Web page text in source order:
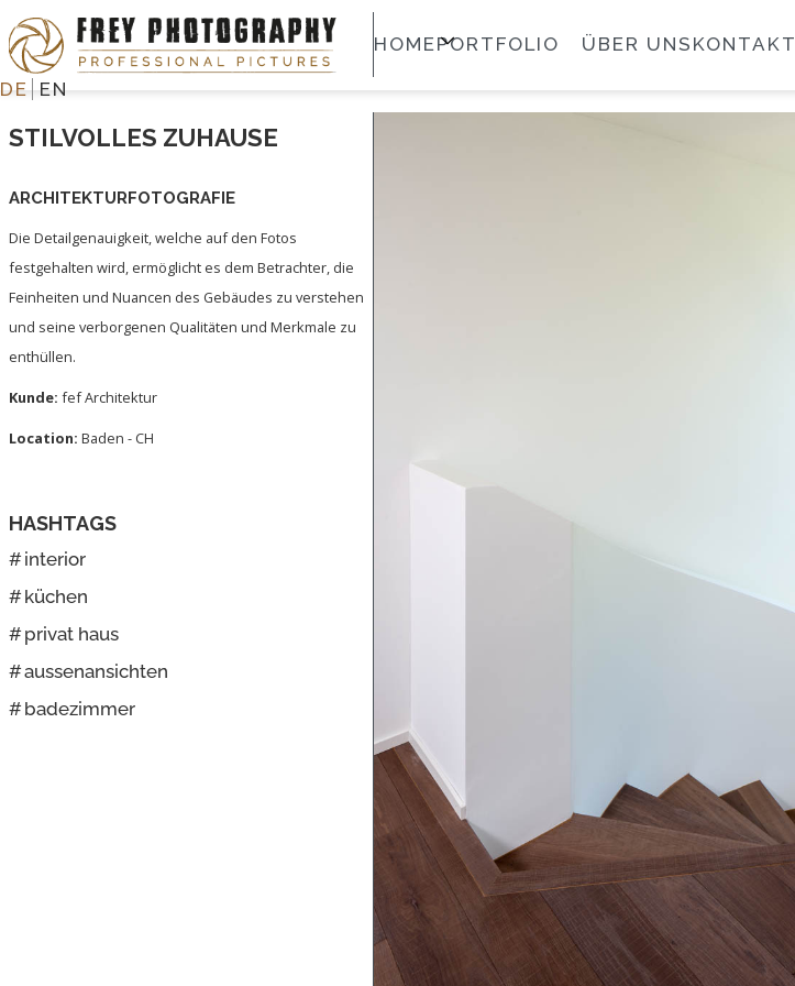
HOMEPORTFOLIO ÜBER UNS KONTAKT
DE EN
STILVOLLES ZUHAUSE
ARCHITEKTURFOTOGRAFIE
Die Detailgenauigkeit, welche auf den Fotos
festgehalten wird, ermöglicht es dem Betrachter, die
Feinheiten und Nuancen des Gebäudes zu verstehen
und seine verborgenen Qualitäten und Merkmale zu
enthüllen.
Kunde: fef Architektur
Location: Baden - CH
HASHTAGS
#interior
#küchen
#privat haus
#aussenansichten
#badezimmer